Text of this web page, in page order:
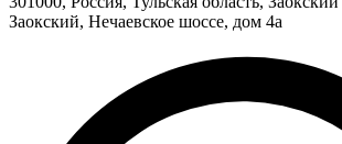
Заокский, Нечаевское шоссе, дом 4а